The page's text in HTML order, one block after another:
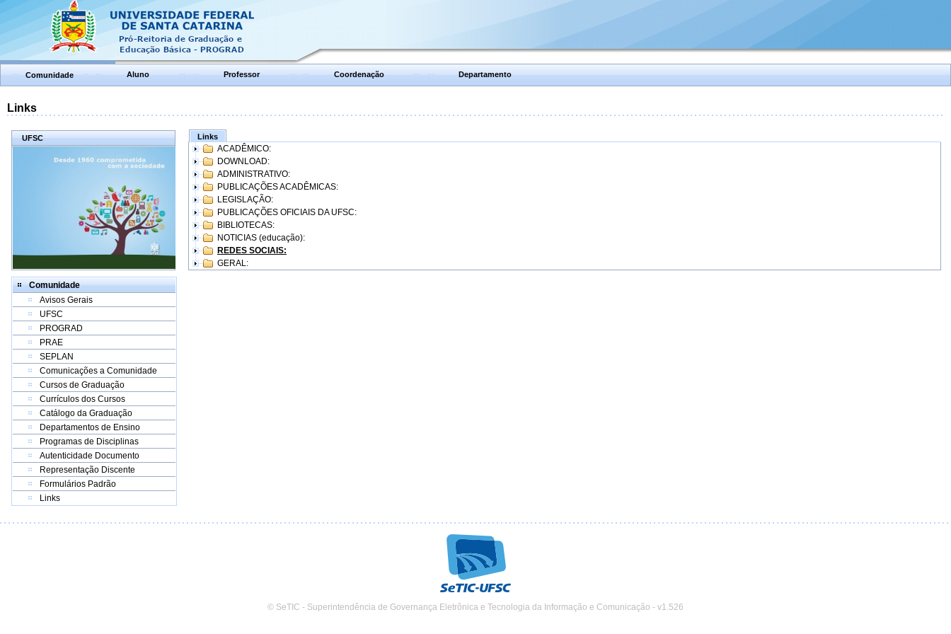
Comunidade Aluno Professor Coordenação Departamento
Links
UFSC
Comunidade
Avisos Gerais
UFSC
PROGRAD
PRAE
SEPLAN
Comunicações a Comunidade
Cursos de Graduação
Currículos dos Cursos
Catálogo da Graduação
Departamentos de Ensino
Programas de Disciplinas
Autenticidade Documento
Representação Discente
Formulários Padrão
Links
Links
ACADÊMICO:
DOWNLOAD:
ADMINISTRATIVO:
PUBLICAÇÕES ACADÊMICAS:
LEGISLAÇÃO:
PUBLICAÇÕES OFICIAIS DA UFSC:
BIBLIOTECAS:
NOTICIAS (educação):
REDES SOCIAIS:
GERAL:
© SeTIC - Superintendência de Governança Eletrônica e Tecnologia da Informação e Comunicação - v1.526